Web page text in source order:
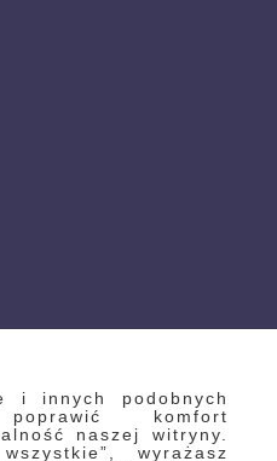
i innych podobnych
komfort
naszej witryny.
wyrażasz